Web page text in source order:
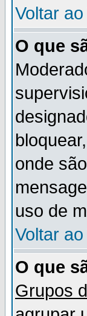
Voltar ao
O que
onde
uso de
Voltar ao
O que
Grupos